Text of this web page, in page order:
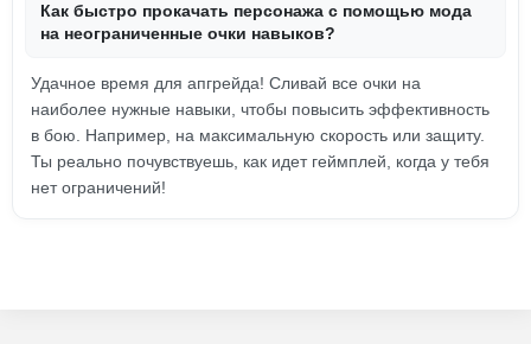
Как быстро прокачать персонажа с помощью мода
на неограниченные очки навыков?
Удачное время для апгрейда! Сливай все очки на
наиболее нужные навыки, чтобы повысить эффективность
в бою. Например, на максимальную скорость или защиту.
Ты реально почувствуешь, как идет геймплей, когда у тебя
нет ограничений!